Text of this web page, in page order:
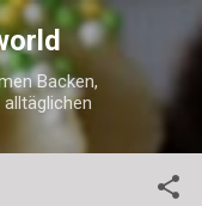
Backen,
alltäglichen